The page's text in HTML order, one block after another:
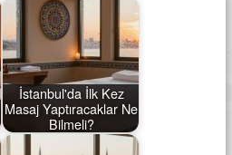
İstanbul'da İlk Kez
Masaj Yaptıracaklar Ne
Bilmeli?